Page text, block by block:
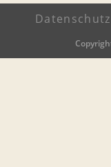
Datenschutz